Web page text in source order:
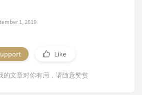
1, 2019
Like
的文章对你有用，请随意赞赏